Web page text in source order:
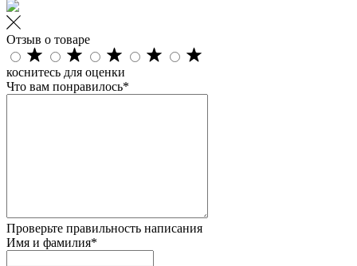
Отзыв о товаре
коснитесь для оценки
Что вам понравилось*
Проверьте правильность написания
Имя и фамилия*